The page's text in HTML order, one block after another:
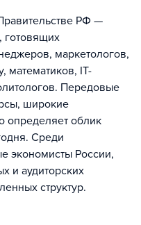
РФ —
готовящих
маркетологов,
математиков, IT-
Передовые
широкие
определяет облик
Среди
экономисты России,
и аудиторских
структур.